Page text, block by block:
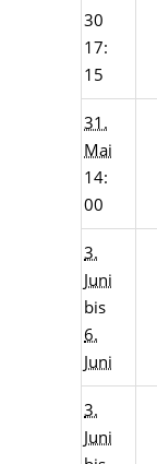
30
17:
15
31.
Mai
14:
00
3.
Juni
bis
6.
Juni
3.
Juni